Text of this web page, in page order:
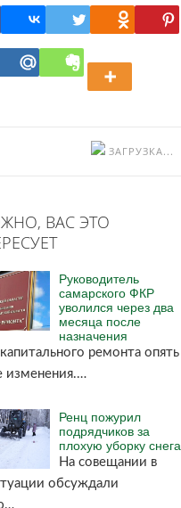
ЗАГРУЗКА...
ВАС ЭТО
Руководитель
самарского ФКР
уволился через два
месяца после
назначения
ремонта опять
изменения.…
Ренц пожурил
подрядчиков за
плохую уборку снега
На совещании в
обсуждали